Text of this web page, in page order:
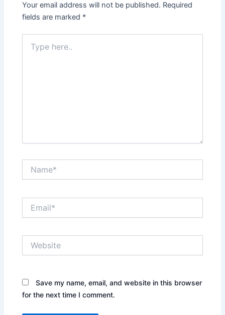
Your email address will not be published. Required
fields are marked *
here..
Save my name, email, and website in this browser
for the next time I comment.